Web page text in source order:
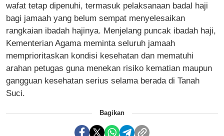
wafat tetap dipenuhi, termasuk pelaksanaan badal haji
bagi jamaah yang belum sempat menyelesaikan
rangkaian ibadah hajinya. Menjelang puncak ibadah haji,
Kementerian Agama meminta seluruh jamaah
memprioritaskan kondisi kesehatan dan mematuhi
arahan petugas guna menekan risiko kematian maupun
gangguan kesehatan serius selama berada di Tanah
Suci.
Bagikan